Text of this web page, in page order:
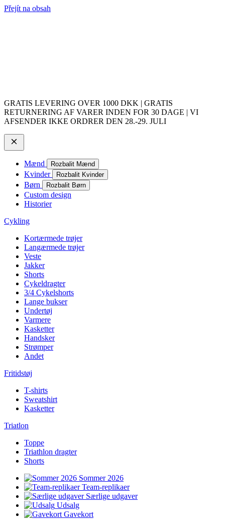
Přejít na obsah
GRATIS LEVERING OVER 1000 DKK | GRATIS
RETURNERING AF VARER INDEN FOR 30 DAGE | VI
AFSENDER IKKE ORDRER DEN 28.-29. JULI
Mænd Rozbalit Mænd
Kvinder Rozbalit Kvinder
Børn Rozbalit Børn
Custom design
Historier
Cykling
Kortærmede trøjer
Langærmede trøjer
Veste
Jakker
Shorts
Cykeldragter
3/4 Cykelshorts
Lange bukser
Undertøj
Varmere
Kasketter
Handsker
Strømper
Andet
Fritidstøj
T-shirts
Sweatshirt
Kasketter
Triatlon
Toppe
Triathlon dragter
Shorts
Sommer 2026
Team-replikaer
Særlige udgaver
Udsalg
Gavekort